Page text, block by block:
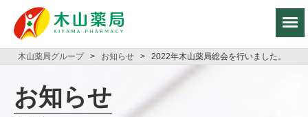
木山薬局グループ > お知らせ > 2022年木山薬局総会を行いました。
お知らせ